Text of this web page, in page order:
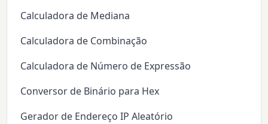
Calculadora de Mediana
Calculadora de Combinação
Calculadora de Número de Expressão
Conversor de Binário para Hex
Gerador de Endereço IP Aleatório